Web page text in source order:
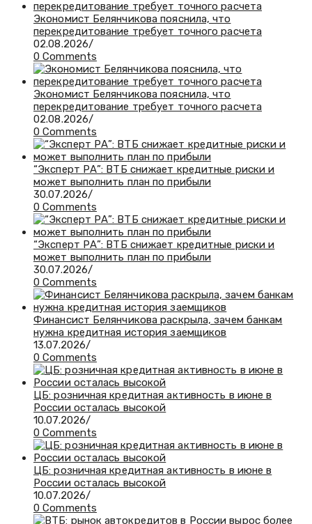
Экономист Белянчикова пояснила, что
перекредитование требует точного расчета
02.08.2026/
0 Comments
Экономист Белянчикова пояснила, что
перекредитование требует точного расчета
02.08.2026/
0 Comments
“Эксперт РА”: ВТБ снижает кредитные риски и
может выполнить план по прибыли
30.07.2026/
0 Comments
“Эксперт РА”: ВТБ снижает кредитные риски и
может выполнить план по прибыли
30.07.2026/
0 Comments
Финансист Белянчикова раскрыла, зачем банкам
нужна кредитная история заемщиков
13.07.2026/
0 Comments
ЦБ: розничная кредитная активность в июне в
России осталась высокой
10.07.2026/
0 Comments
ЦБ: розничная кредитная активность в июне в
России осталась высокой
10.07.2026/
0 Comments